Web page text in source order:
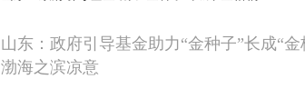
山东：政府引导基金助力“金种子”长成“
渤海之滨凉意